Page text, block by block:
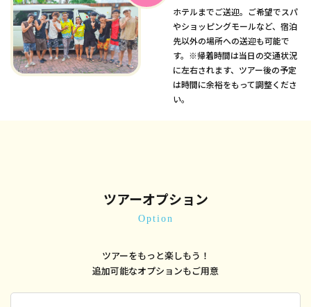
ホテルまでご送迎。ご希望でスパ
やショッピングモールなど、宿泊
先以外の場所への送迎も可能で
す。※帰着時間は当日の交通状況
に左右されます、ツアー後の予定
は時間に余裕をもって調整くださ
い。
ツアーオプション
Option
ツアーをもっと楽しもう！
追加可能なオプションもご用意